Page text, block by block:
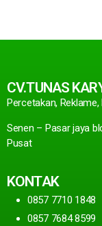
CV.TUNAS
Percetakan,
Senen – Pasar jaya
Pusat
KONTAK
0857 7710 1848
0857 7684 8599